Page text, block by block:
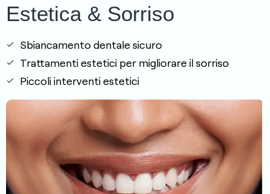
Estetica & Sorriso
Sbiancamento dentale sicuro
Trattamenti estetici per migliorare il sorriso
Piccoli interventi estetici